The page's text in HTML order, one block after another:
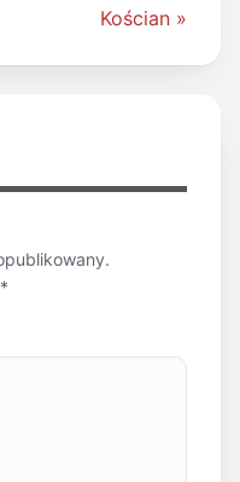
Kościan »
*